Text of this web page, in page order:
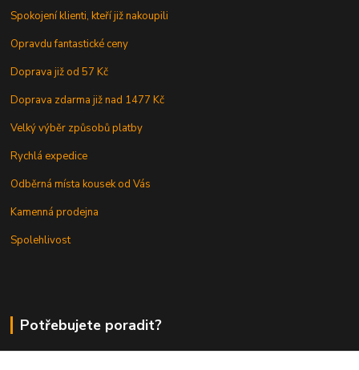
Spokojení klienti, kteří již nakoupili
Opravdu fantastické ceny
Doprava již od 57 Kč
Doprava zdarma již nad 1477 Kč
Velký výběr způsobů platby
Rychlá expedice
Odběrná místa kousek od Vás
Kamenná prodejna
Spolehlivost
Potřebujete poradit?